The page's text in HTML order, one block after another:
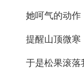
她呵气的动作
提醒山顶微寒
于是松果滚落